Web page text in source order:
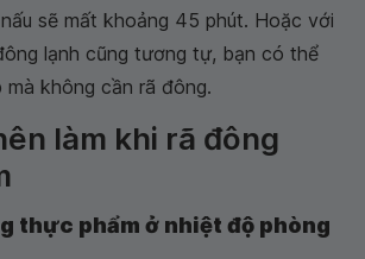
sẽ mất khoảng 45 phút. Hoặc với
lạnh cũng tương tự, bạn có thể
không cần rã đông.
làm khi rã đông
thực phẩm ở nhiệt độ phòng